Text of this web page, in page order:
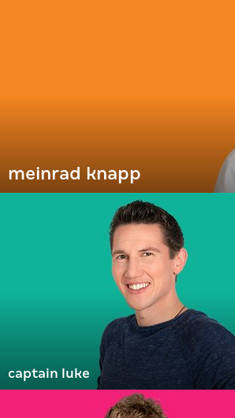
meinrad knapp
captain luke